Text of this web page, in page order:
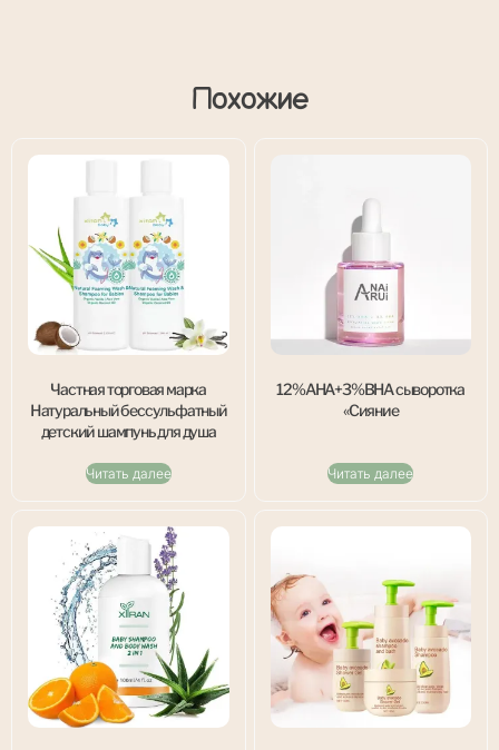
Похожие
Частная торговая марка
Натуральный бессульфатный
детский шампунь для душа
Читать далее
12%AHA+3%BHA сыворотка
«Сияние
Читать далее